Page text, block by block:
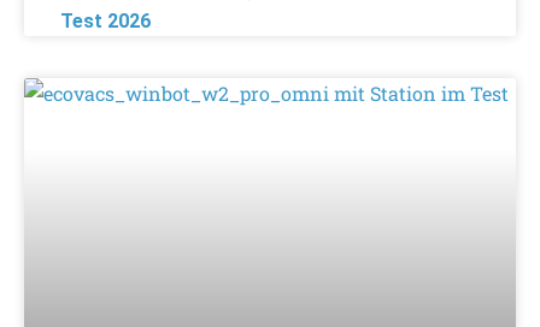
Test 2026